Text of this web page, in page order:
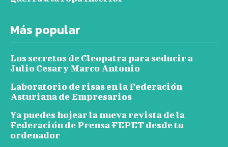
Más popular
Los secretos de Cleopatra para seducir a
Julio Cesar y Marco Antonio
Laboratorio de risas en la Federación
Asturiana de Empresarios
Ya puedes hojear la nueva revista de la
Federación de Prensa FEPET desde tu
ordenador